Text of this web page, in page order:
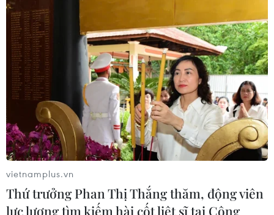
vietnamplus.vn
Thứ trưởng Phan Thị Thắng thăm, động viên
lực lượng tìm kiếm hài cốt liệt sĩ tại Công